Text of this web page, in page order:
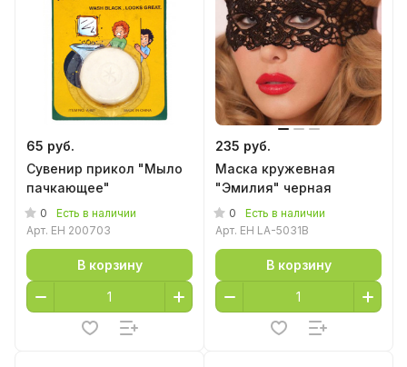
65 руб.
Сувенир прикол "Мыло
пачкающее"
0
Есть в наличии
Арт. EH 200703
В корзину
235 руб.
Маска кружевная
"Эмилия" черная
0
Есть в наличии
Арт. EH LA-5031B
В корзину